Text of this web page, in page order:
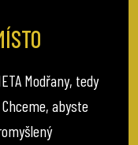
Modřany, tedy
abyste